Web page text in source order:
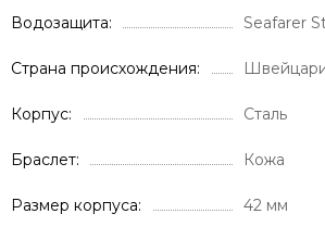
Водозащита Seafarer
Страна происхождения
Корпус Сталь
Браслет Кожа
Размер корпуса 42 мм